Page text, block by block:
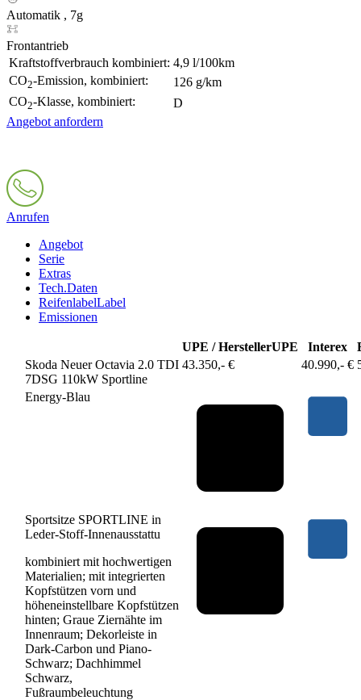
Automatik , 7g
Frontantrieb
Kraftstoffverbrauch kombiniert: 4,9 l/100km
CO2-Emission, kombiniert:
126 g/km
CO2-Klasse, kombiniert:
D
Angebot anfordern
Anrufen
Angebot
Serie
Extras
Tech.Daten
ReifenlabelLabel
Emissionen
UPE / HerstellerUPE Interex
Skoda Neuer Octavia 2.0 TDI
7DSG 110kW Sportline
43.350,- € 40.990,- €
Energy-Blau
Sportsitze SPORTLINE in
Leder-Stoff-Innenausstattu
kombiniert mit hochwertigen
Materialien; mit integrierten
Kopfstützen vorn und
höheneinstellbare Kopfstützen
hinten; Graue Ziernähte im
Innenraum; Dekorleiste in
Dark-Carbon und Piano-
Schwarz; Dachhimmel
Schwarz,
Fußraumbeleuchtung